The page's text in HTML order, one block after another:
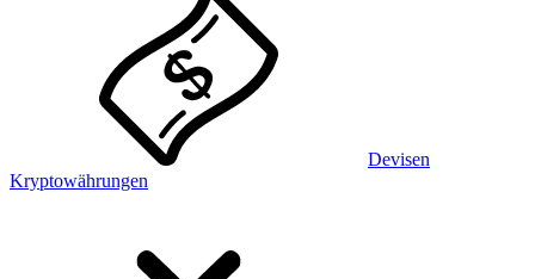
Devisen
Kryptowährungen